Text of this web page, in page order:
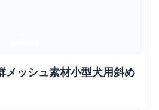
メッシュ素材小型犬用斜め